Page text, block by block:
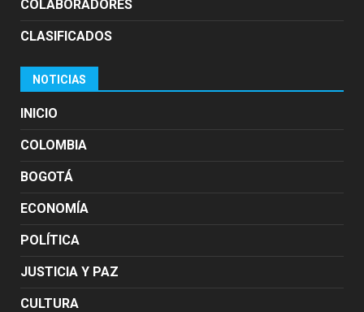
COLABORADORES
CLASIFICADOS
NOTICIAS
INICIO
COLOMBIA
BOGOTÁ
ECONOMÍA
POLÍTICA
JUSTICIA Y PAZ
CULTURA